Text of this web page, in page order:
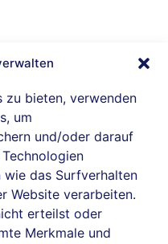
zu bieten, verwenden
um
und/oder darauf
das Surfverhalten
Website verarbeiten.
erteilst oder
Merkmale und
Reseller-
Solutions.